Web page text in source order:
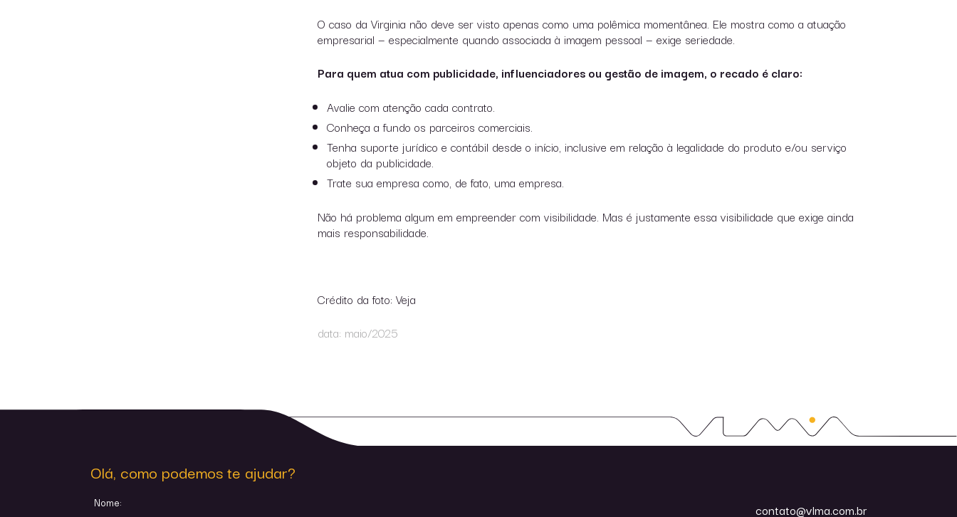
O caso da Virginia não deve ser visto apenas como uma polêmica momentânea. Ele mostra como a atuação
empresarial — especialmente quando associada à imagem pessoal — exige seriedade.
Para quem atua com publicidade, influenciadores ou gestão de imagem, o recado é claro:
Avalie com atenção cada contrato.
Conheça a fundo os parceiros comerciais.
Tenha suporte jurídico e contábil desde o início, inclusive em relação à legalidade do produto e/ou serviço
objeto da publicidade.
Trate sua empresa como, de fato, uma empresa.
Não há problema algum em empreender com visibilidade. Mas é justamente essa visibilidade que exige ainda
mais responsabilidade.
Crédito da foto: Veja
data: maio/2025
Olá, como podemos te ajudar?
Nome:
contato@vlma.com.br